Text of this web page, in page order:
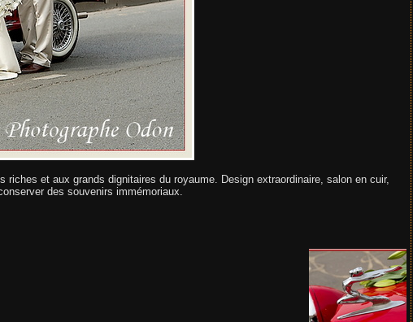
et aux grands dignitaires du royaume. Design extraordinaire, salon en cuir,
des souvenirs immémoriaux.